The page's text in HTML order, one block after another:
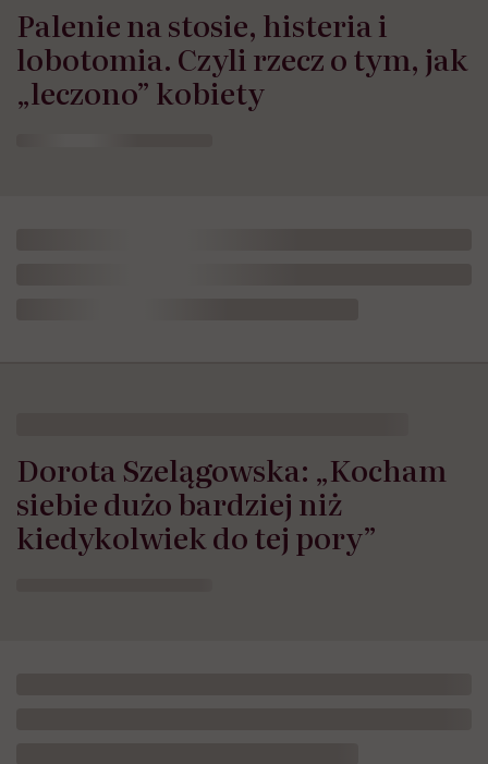
Palenie na stosie, histeria i
lobotomia. Czyli rzecz o tym, jak
„leczono” kobiety
Dorota Szelągowska: „Kocham
siebie dużo bardziej niż
kiedykolwiek do tej pory”